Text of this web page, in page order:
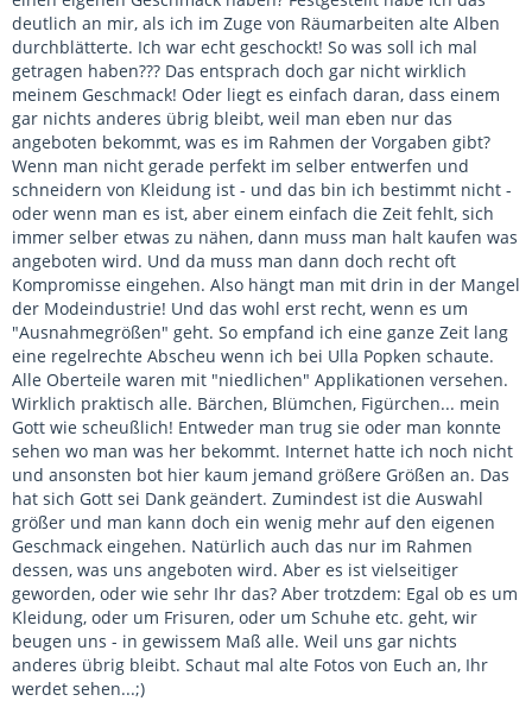
deutlich an mir, als ich im Zuge von Räumarbeiten alte Alben
durchblätterte. Ich war echt geschockt! So was soll ich mal
getragen haben??? Das entsprach doch gar nicht wirklich
meinem Geschmack! Oder liegt es einfach daran, dass einem
gar nichts anderes übrig bleibt, weil man eben nur das
angeboten bekommt, was es im Rahmen der Vorgaben gibt?
Wenn man nicht gerade perfekt im selber entwerfen und
schneidern von Kleidung ist - und das bin ich bestimmt nicht -
oder wenn man es ist, aber einem einfach die Zeit fehlt, sich
immer selber etwas zu nähen, dann muss man halt kaufen was
angeboten wird. Und da muss man dann doch recht oft
Kompromisse eingehen. Also hängt man mit drin in der Mangel
der Modeindustrie! Und das wohl erst recht, wenn es um
"Ausnahmegrößen" geht. So empfand ich eine ganze Zeit lang
eine regelrechte Abscheu wenn ich bei Ulla Popken schaute.
Alle Oberteile waren mit "niedlichen" Applikationen versehen.
Wirklich praktisch alle. Bärchen, Blümchen, Figürchen... mein
Gott wie scheußlich! Entweder man trug sie oder man konnte
sehen wo man was her bekommt. Internet hatte ich noch nicht
und ansonsten bot hier kaum jemand größere Größen an. Das
hat sich Gott sei Dank geändert. Zumindest ist die Auswahl
größer und man kann doch ein wenig mehr auf den eigenen
Geschmack eingehen. Natürlich auch das nur im Rahmen
dessen, was uns angeboten wird. Aber es ist vielseitiger
geworden, oder wie sehr Ihr das? Aber trotzdem: Egal ob es um
Kleidung, oder um Frisuren, oder um Schuhe etc. geht, wir
beugen uns - in gewissem Maß alle. Weil uns gar nichts
anderes übrig bleibt. Schaut mal alte Fotos von Euch an, Ihr
werdet sehen...;)